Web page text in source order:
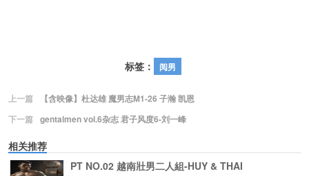
标签： 阅男
上一篇
【含映像】杜达雄 魔男志M1-26 子瀚 凯恩
下一篇 gentalmen vol.6杂志 君子风度6-刘一峰
相关推荐
PT NO.02 越南壯男二人組-HUY & THAI